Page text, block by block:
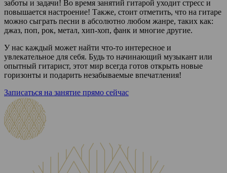
заботы и задачи! Во время занятий гитарой уходит стресс и
повышается настроение! Также, стоит отметить, что на гитаре
можно сыграть песни в абсолютно любом жанре, таких как:
джаз, поп, рок, метал, хип-хоп, фанк и многие другие.
У нас каждый может найти что-то интересное и
увлекательное для себя. Будь то начинающий музыкант или
опытный гитарист, этот мир всегда готов открыть новые
горизонты и подарить незабываемые впечатления!
Записаться на занятие прямо сейчас